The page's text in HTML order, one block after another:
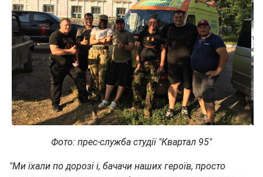
Фото: прес-служба студії "Квартал 95"
"Ми їхали по дорозі і, бачачи наших героїв, просто